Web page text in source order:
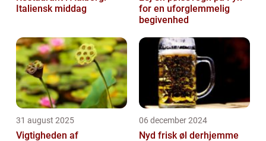
Italiensk middag
for en uforglemmelig
begivenhed
31 august 2025
Vigtigheden af
06 december 2024
Nyd frisk øl derhjemme